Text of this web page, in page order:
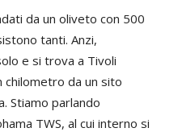
da un oliveto con 500
tanti. Anzi,
e si trova a Tivoli
chilometro da un sito
Stiamo parlando
TWS, al cui interno si